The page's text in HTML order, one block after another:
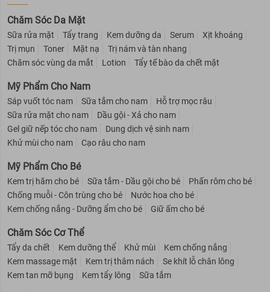
Chăm Sóc Da Mặt
Sữa rửa mặt Tẩy trang Kem dưỡng da Serum
Xịt khoáng
Trị mụn
Toner Mặt nạ
Trị nám và tàn nhang
Chăm sóc vùng da mắt
Lotion Tẩy tế bào da chết mặt
Mỹ Phẩm Cho Nam
Sáp vuốt tóc nam Sữa tắm cho nam
Hỗ trợ mọc râu
Sữa rửa mặt cho nam
Dầu gội - Xả cho nam
Gel giữ nếp tóc cho nam
Dung dịch vệ sinh nam
Khử mùi cho nam
Cạo râu cho nam
Mỹ Phẩm Cho Bé
Kem trị hăm cho bé Sữa tắm - Dầu gội cho bé
Phấn rôm cho bé
Chống muỗi - Côn trùng cho bé
Nước hoa cho bé
Kem chống nắng - Dưỡng ẩm cho bé
Giữ ấm cho bé
Chăm Sóc Cơ Thể
Tẩy da chết Kem dưỡng thể Khử mùi
Kem chống nắng
Kem massage mặt
Kem trị thâm nách
Se khít lỗ chân lông
Kem tan mỡ bụng
Kem tẩy lông Sữa tắm